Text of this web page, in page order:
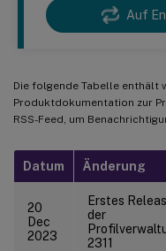
Auf
Die folgende Tabelle enthält
Produktdokumentation zur
RSS-Feed, um
Datum Änderung
20
Dec
2023
Erstes
der
2311